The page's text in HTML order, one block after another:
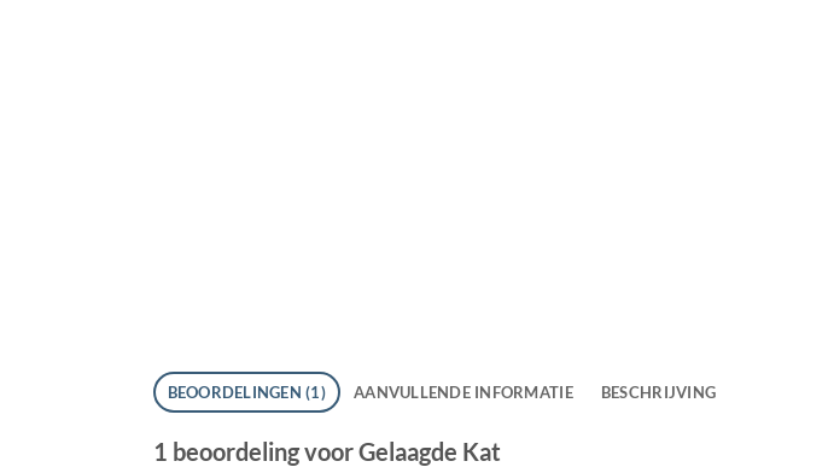
BEOORDELINGEN (1) AANVULLENDE INFORMATIE BESCHRIJVING
1 beoordeling voorGelaagde Kat